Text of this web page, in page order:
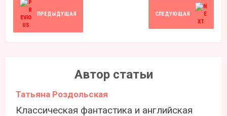
ПРЕДЫДУЩАЯ СЛЕДУЮЩАЯ
Автор статьи
Татьяна Роздольская
Классическая фантастика и английская